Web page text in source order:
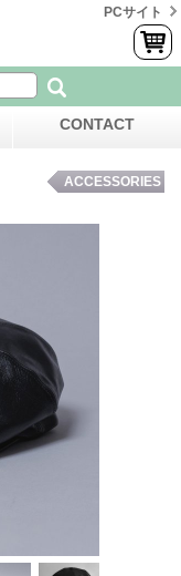
PCサイト
CONTACT
ACCESSORIES